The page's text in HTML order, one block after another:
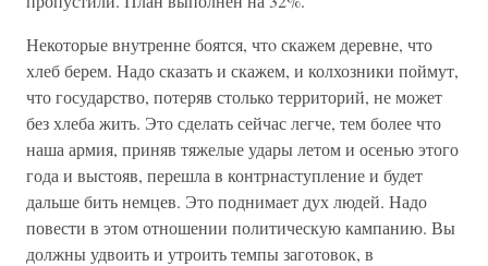
Некоторые внутренне боятся, чтo скажем деревне, что
хлеб берем. Надо сказать и скажем, и колхозники поймут,
что государство, потеряв столько территорий, не может
без хлеба жить. Это сделать сейчас легче, тем более что
наша армия, приняв тяжелые удары летом и осенью этого
года и выстояв, перешла в контрнаступление и будет
дальше бить немцев. Это поднимает дух людей. Надо
повести в этом отношении политическую кампанию. Вы
должны удвоить и утроить темпы заготовок, в